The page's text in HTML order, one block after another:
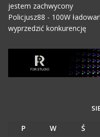
jestem zachwycony
Policjusz88 - 100W
wyprzedzić konkurencję
P W Ś